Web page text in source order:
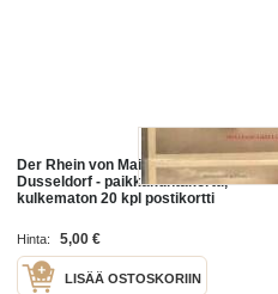
Der Rhein von Mainz bis
Dusseldorf - paikkakuntakortti,
kulkematon 20 kpl postikortti
Hinta: 5,00 €
LISÄÄ OSTOSKORIIN